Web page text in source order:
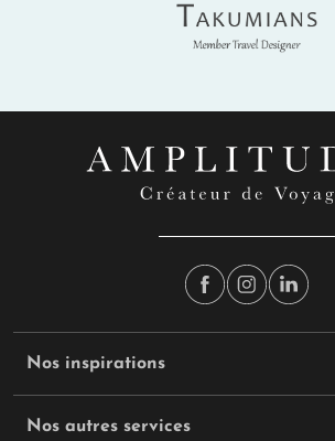
Takumians
Nos inspirations
Nos autres services